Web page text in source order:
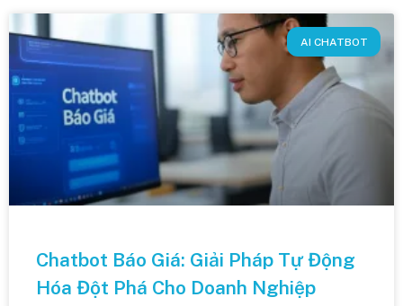
AI CHATBOT
Chatbot Báo Giá: Giải Pháp Tự Động
Hóa Đột Phá Cho Doanh Nghiệp